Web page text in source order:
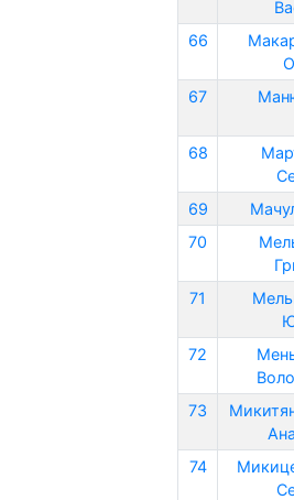
66
67
68
69
70
71
72
73
74